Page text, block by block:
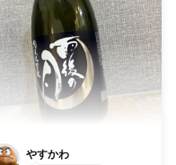
やすかわ